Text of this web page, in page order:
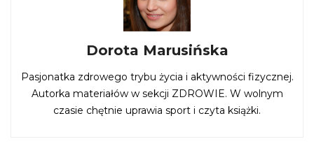
Dorota Marusińska
Pasjonatka zdrowego trybu życia i aktywności fizycznej.
Autorka materiałów w sekcji ZDROWIE. W wolnym
czasie chętnie uprawia sport i czyta książki.